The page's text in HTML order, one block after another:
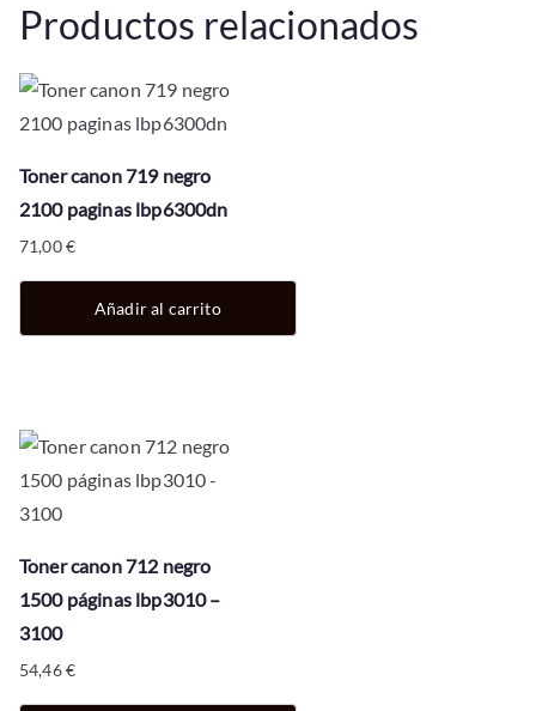
Productos relacionados
Toner canon 719 negro
2100 paginas lbp6300dn
71,00€
Añadir al carrito
Toner canon 712 negro
1500 páginas lbp3010 –
3100
54,46€